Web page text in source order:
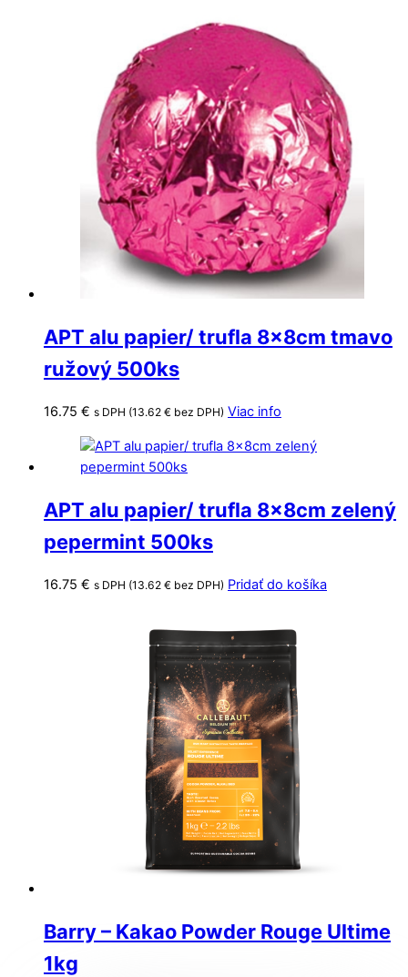
APT alu papier/ trufla 8x8cm tmavo
ružový 500ks
16.75 € s DPH (13.62 € bez DPH) Viac info
APT alu papier/ trufla 8x8cm zelený
pepermint 500ks
16.75 € s DPH (13.62 € bez DPH) Pridať do košíka
Barry – Kakao Powder Rouge Ultime
1kg